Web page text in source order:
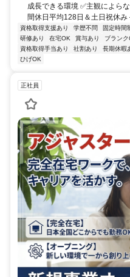
成長できる環境 ✅主観によら
間休日平均128日＆土日
資格取得支援あり 学歴不問 固定時間
研修あり
在宅OK 賞与あり ブランク
資格取得手当あり
社割あり 長期休暇
ひげOK
正社員